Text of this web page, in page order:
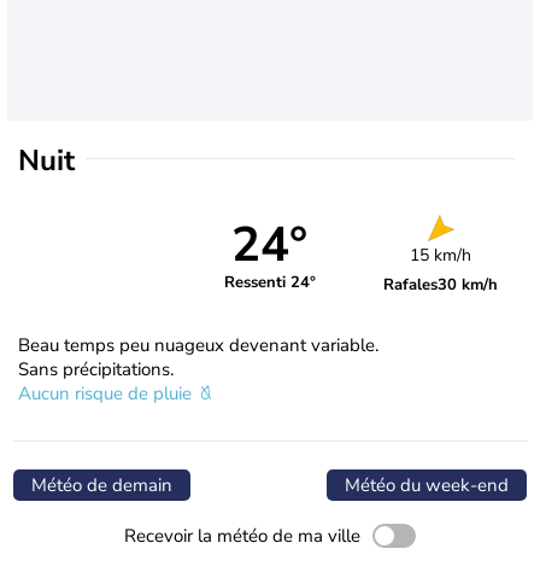
Nuit
24°
Ressenti 24°
15 km/h
Rafales30 km/h
Beau temps peu nuageux devenant variable.
Sans précipitations.
Aucun risque de pluie
Météo de demain Météo du week-end
Recevoir la météo de ma ville